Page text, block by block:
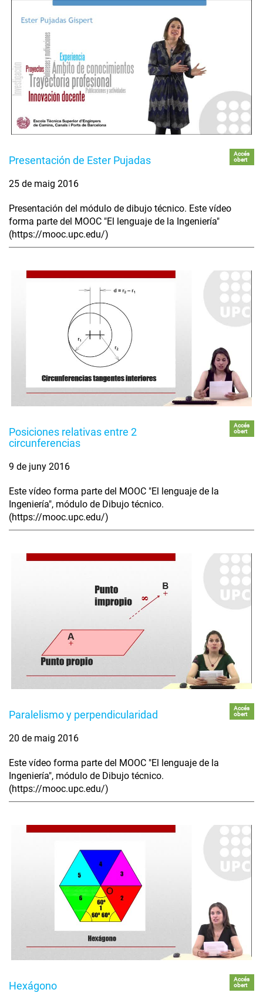
Presentación de Ester Pujadas
Accés
obert
25 de maig 2016
Presentación del módulo de dibujo técnico. Este vídeo
forma parte del MOOC "El lenguaje de la Ingeniería"
(https://mooc.upc.edu/)
Posiciones relativas entre 2
circunferencias
Accés
obert
9 de juny 2016
Este vídeo forma parte del MOOC "El lenguaje de la
Ingeniería", módulo de Dibujo técnico.
(https://mooc.upc.edu/)
Paralelismo y perpendicularidad
Accés
obert
20 de maig 2016
Este vídeo forma parte del MOOC "El lenguaje de la
Ingeniería", módulo de Dibujo técnico.
(https://mooc.upc.edu/)
Hexágono
Accés
obert